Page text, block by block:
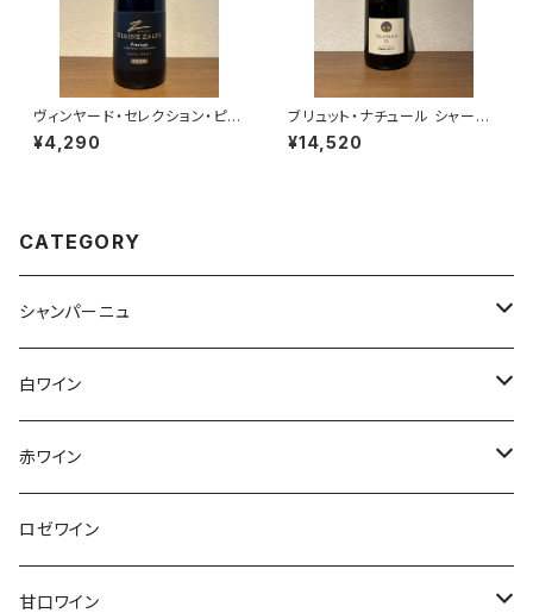
ヴィンヤード・セレクション・ピノ
タージュ 2023 クライン・ザル
ゼ・ワインズ
¥4,290
ブリュット・ナチュール シャーマ
ン 22 グラン・クリュ マルゲ シャ
ンパーニュ 750ml
¥14,520
CATEGORY
シャンパーニュ
アンリ・ジロー
アンリ・ビリオ・フィス
エティエンヌ・ルフェーヴル
クリスチャン・ゴセ
白ワイン
フランス
アルザス
ブルゴーニュ
ドイツ
オーストラリア
赤ワイン
フランス
アルザス
スロヴァキア
ロゼワイン
甘口ワイン